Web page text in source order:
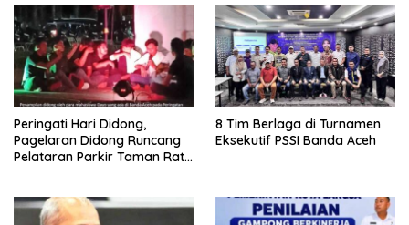
Peringati Hari Didong,
Pagelaran Didong Runcang
Pelataran Parkir Taman Ratu
8 Tim Berlaga di Turnamen
Eksekutif PSSI Banda Aceh